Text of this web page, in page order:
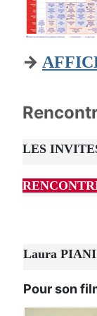
→
LES
Laura PIANI
Pour son